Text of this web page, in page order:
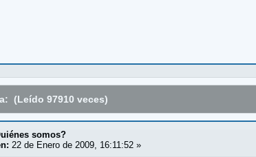
(Leído 97910 veces)
somos?
22 de Enero de 2009, 16:11:52 »